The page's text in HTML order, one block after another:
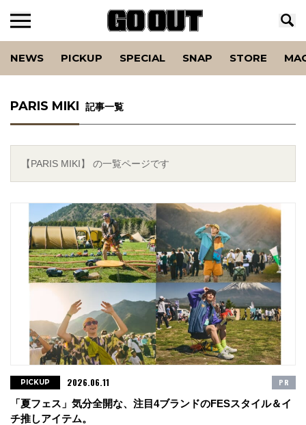
NEWS PICKUP SPECIAL SNAP STORE
PARIS MIKI 記事一覧
【PARIS MIKI】 の一覧ページです
「夏フェス」気分全開な、注目4ブランドのFESスタイル＆イ
チ推しアイテム。
PICKUP 2026.06.11 PR